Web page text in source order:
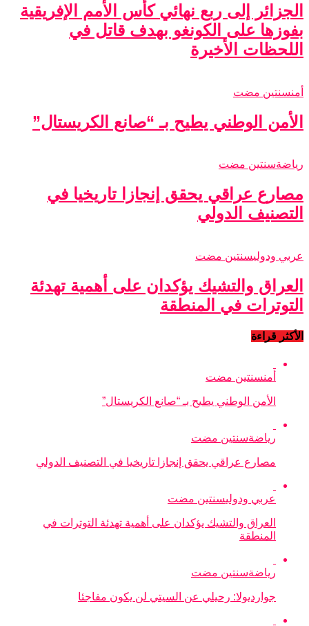
الجزائر إلى ربع نهائي كأس الأمم الإفريقية
بفوزها على الكونغو بهدف قاتل في
اللحظات الأخيرة
أمنسنتين مضت
الأمن الوطني يطيح بـ “صانع الكريستال”
رياضةسنتين مضت
مصارع عراقي يحقق إنجازا تاريخيا في
التصنيف الدولي
عربي ودوليسنتين مضت
العراق والتشيك يؤكدان على أهمية تهدئة
التوترات في المنطقة
الأكثر قراءة
أمنسنتين مضت
الأمن الوطني يطيح بـ “صانع الكريستال”
رياضةسنتين مضت
مصارع عراقي يحقق إنجازا تاريخيا في التصنيف الدولي
عربي ودوليسنتين مضت
العراق والتشيك يؤكدان على أهمية تهدئة التوترات في
المنطقة
رياضةسنتين مضت
جوارديولا: رحيلي عن السيتي لن يكون مفاجئا